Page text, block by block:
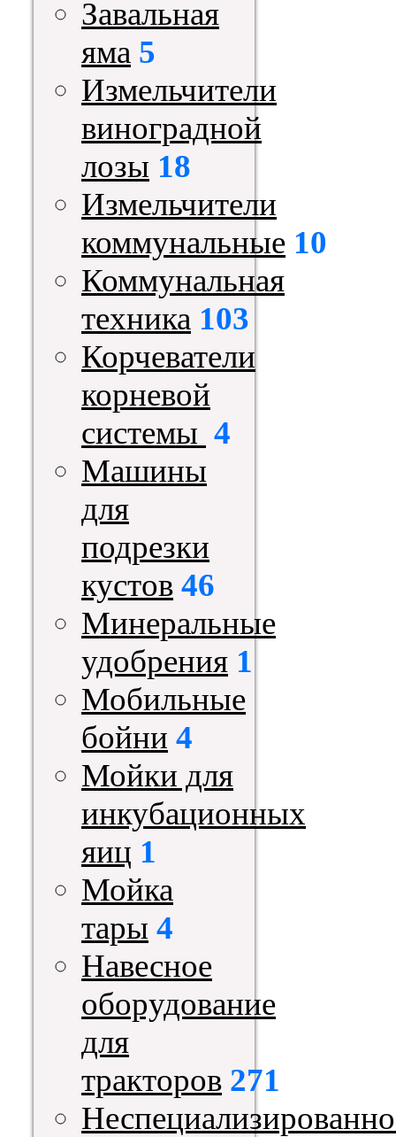
Завальная
яма 5
Измельчители
виноградной
лозы 18
Измельчители
коммунальные 10
Коммунальная
техника 103
Корчеватели
корневой
системы 4
Машины
для
подрезки
кустов 46
Минеральные
удобрения 1
Мобильные
бойни 4
Мойки для
инкубационных
яиц 1
Мойка
тары 4
Навесное
оборудование
для
тракторов 271